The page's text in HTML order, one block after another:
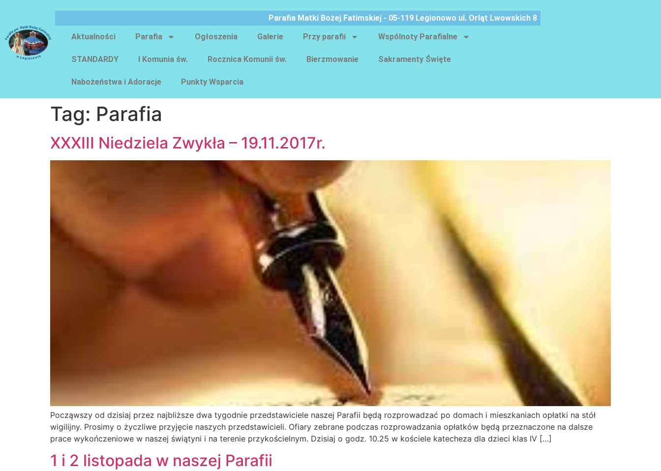
Parafia Matki Bożej Fatimskiej - 05-119 Legionowo ul. Orląt Lwowskich 8
Aktualności
Parafia Ogłoszenia Galerie Przy parafii Wspólnoty Parafialne
STANDARDY I Komunia św. Rocznica Komunii św. Bierzmowanie Sakramenty Święte
Nabożeństwa i Adoracje Punkty Wsparcia
Tag: Parafia
XXXIII Niedziela Zwykła – 19.11.2017r.
Począwszy od dzisiaj przez najbliższe dwa tygodnie przedstawiciele naszej Parafii będą rozprowadzać po domach i mieszkaniach opłatki na stół
wigilijny. Prosimy o życzliwe przyjęcie naszych przedstawicieli. Ofiary zebrane podczas rozprowadzania opłatków będą przeznaczone na dalsze
prace wykończeniowe w naszej świątyni i na terenie przykościelnym. Dzisiaj o godz. 10.25 w kościele katecheza dla dzieci klas IV […]
1 i 2 listopada w naszej Parafii